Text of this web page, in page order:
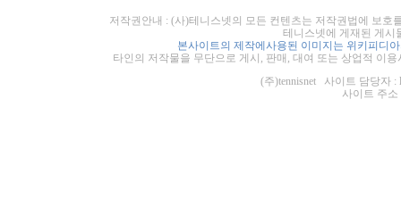
저작권안내 : (사)테니스넷의 모든 컨텐츠는 저작권법에 보
테니스넷에 게재된 게시
본사이트의 제작에사용된 이미지는 위키피디
타인의 저작물을 무단으로 게시, 판매, 대여 또는 상업적 이
(주)tennisnet 사이트 담당자 :
사이트 주